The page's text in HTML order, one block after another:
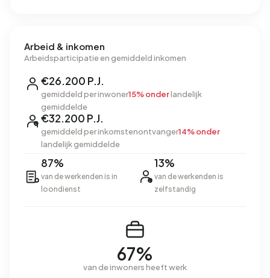
Arbeid & inkomen
Arbeidsparticipatie en gemiddeld inkomen
€26.200 P.J.
gemiddeld per inwoner15% onderlandelijk
gemiddelde
€32.200 P.J.
gemiddeld per inkomstenontvanger14% onder
landelijk gemiddelde
87%
van de werkenden is in
loondienst
13%
van de werkenden is
zelfstandig
67%
van de inwoners heeft werk